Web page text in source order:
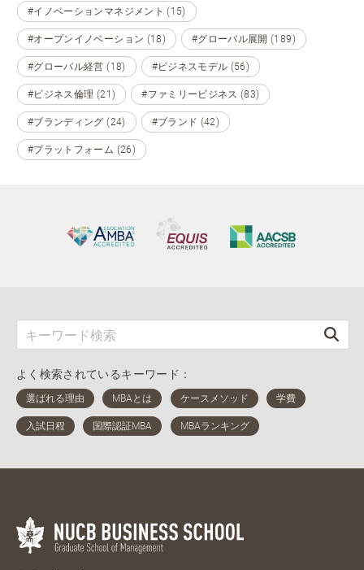
#イノベーションマネジメント (15)
#オープンイノベーション (18) #グローバル展開 (189)
#グローバル経営 (18) #ビジネスモデル (56)
#ビジネス倫理 (21) #ファミリービジネス (83)
#ブランディング (24) #ブランド (42)
#プラットフォーム (26)
よく検索されているキーワード：